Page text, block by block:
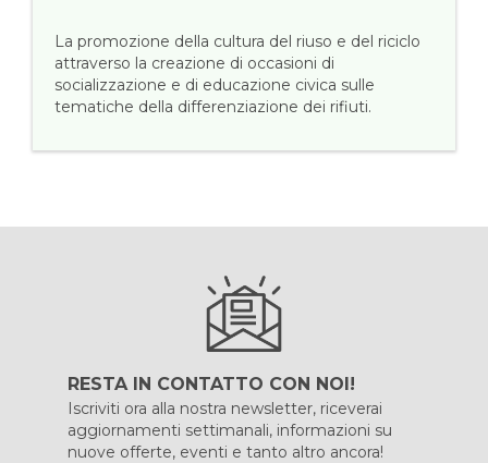
La promozione della cultura del riuso e del riciclo
attraverso la creazione di occasioni di
socializzazione e di educazione civica sulle
tematiche della differenziazione dei rifiuti.
RESTA IN CONTATTO CON NOI!
Iscriviti ora alla nostra newsletter, riceverai
aggiornamenti settimanali, informazioni su
nuove offerte, eventi e tanto altro ancora!